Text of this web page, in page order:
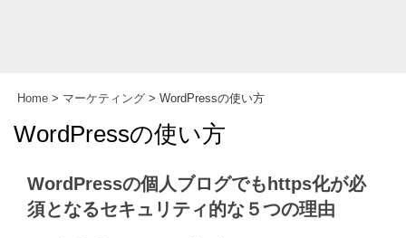
Home> マーケティング> WordPressの使い方
WordPressの使い方
WordPressの個人ブログでもhttps化が必
須となるセキュリティ的な５つの理由